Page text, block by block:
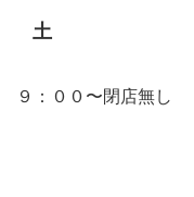
土
９：００〜閉店無し